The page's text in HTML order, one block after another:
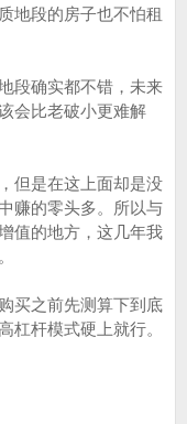
地段的房子也不怕租
段确实都不错，未来
会比老破小更难解
但是在这上面却是没
赚的零头多。所以与
值的地方，这几年我
买之前先测算下到底
杠杆模式硬上就行。